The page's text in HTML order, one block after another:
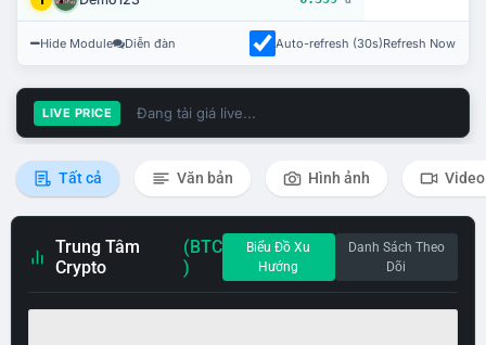
Hide Module Diễn đàn Auto-refresh (30s)Refresh Now
LIVE PRICE Đang tải giá live...
Tất cả Văn bản Hình ảnh Video
Trung Tâm
Crypto
(BTC
)
Biểu Đồ Xu
Hướng
Danh Sách Theo
Dõi